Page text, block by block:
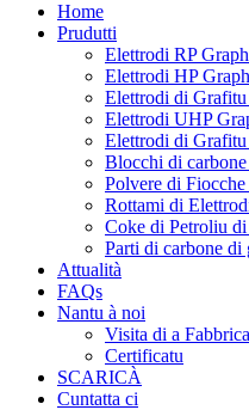
Home
Prudutti
Elettrodi RP
Elettrodi HP
Elettrodi di
Elettrodi UHP
Elettrodi di Grafitu
Blocchi di
Polvere di
Rottami di
Coke di Petroliu
Parti di carbone di
Attualità
FAQs
Nantu à noi
Visita di a Fabbrica
Certificatu
SCARICÀ
Cuntatta ci